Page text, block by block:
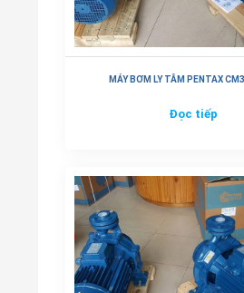
MÁY BƠM LY TÂM PENTAX
Đọc tiếp